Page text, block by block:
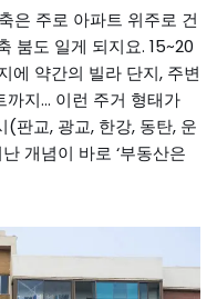
은 주로 아파트 위주로 건
붐도 일게 되지요. 15~20
에 약간의 빌라 단지, 주변
지… 이런 주거 형태가
판교, 광교, 한강, 동탄, 운
개념이 바로 ‘부동산은